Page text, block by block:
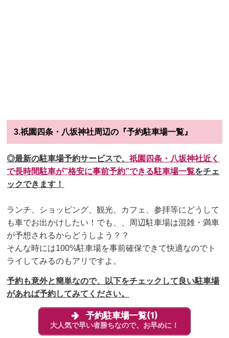
3.祇園四条・八坂神社周辺の『予約駐車場一覧』
◎最新の駐車場予約サービスで、祇園四条・八坂神社近く
で長時間駐車が”格安に事前予約”できる駐車場一覧をチェ
ックできます！
ランチ、ショッピング、観光、カフェ、参拝等にどうして
も車でお出かけしたい！でも、、周辺駐車場は混雑・満車
が予想されるからどうしよう？？
そんな時には100%駐車場を事前確保できて快適なのでト
ライしてみるのもアリですよ。
予約も意外と簡単なので、以下をチェックして良い駐車場
があれば予約してみてください。
予約駐車場一覧(1)
大人気で早い者勝ちなので、お早めに！